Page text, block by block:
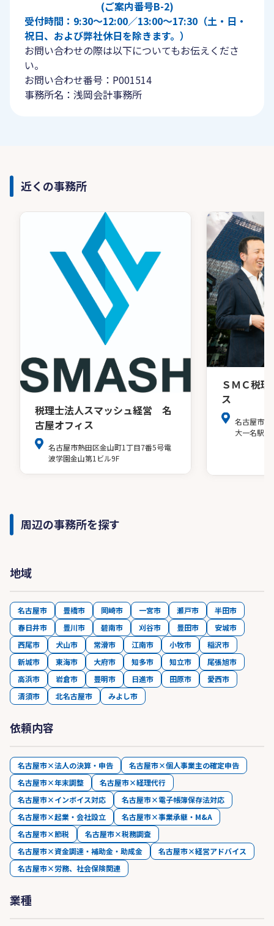
(ご案内番号B-2)
受付時間：9:30〜12:00／13:00〜17:30（土・日・
祝日、および弊社休日を除きます。）
お問い合わせの際は以下についてもお伝えくださ
い。
お問い合わせ番号：P001514
事務所名：浅岡会計事務所
近くの事務所
税理士法人スマッシュ経営 名
古屋オフィス
名古屋市熱田区金山町1丁目7番5号電
波学園金山第1ビル9F
ＳＭＣ税
ス
名古屋市中
大一名駅ビ
周辺の事務所を探す
地域
名古屋市 豊橋市 岡崎市 一宮市 瀬戸市
半田市
春日井市
豊川市 碧南市 刈谷市 豊田市
安城市
西尾市
犬山市 常滑市 江南市 小牧市
稲沢市
新城市
東海市 大府市 知多市 知立市
尾張旭市
高浜市
岩倉市 豊明市 日進市 田原市
愛西市
清須市
北名古屋市 みよし市
依頼内容
名古屋市×法人の決算・申告
名古屋市×個人事業主の確定申告
名古屋市×年末調整
名古屋市×経理代行
名古屋市×インボイス対応
名古屋市×電子帳簿保存法対応
名古屋市×起業・会社設立
名古屋市×事業承継・M&A
名古屋市×節税
名古屋市×税務調査
名古屋市×資金調達・補助金・助成金
名古屋市×経営アドバイス
名古屋市×労務、社会保険関連
業種